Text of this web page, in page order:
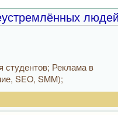
людей
студентов; Реклама в
SEO, SMM);